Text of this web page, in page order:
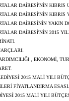
DAİRESİ'NİN
DAİRESİ'NİN
DAİRESİNİN YAKIN
DAİRESİ'NİN 2015
, EKONOMİ,
2015 MALİ YILI
FİYATLANDIRMA
2015 MALİ YILI